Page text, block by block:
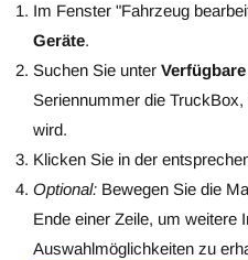
Im Fenster "Fahrzeug
Geräte.
Suchen Sie unter
Seriennummer die
wird.
Klicken Sie in der
Optional: Bewegen Sie die
Ende einer Zeile, um weitere
Auswahlmöglichkeiten zu